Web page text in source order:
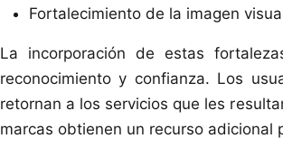
Fortalecimiento de la imagen
La incorporación de estas
reconocimiento y confianza. Los
retornan a los servicios que les
marcas obtienen un recurso adicional